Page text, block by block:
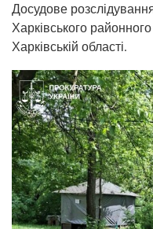
Досудове
Харківського
Харківській області.